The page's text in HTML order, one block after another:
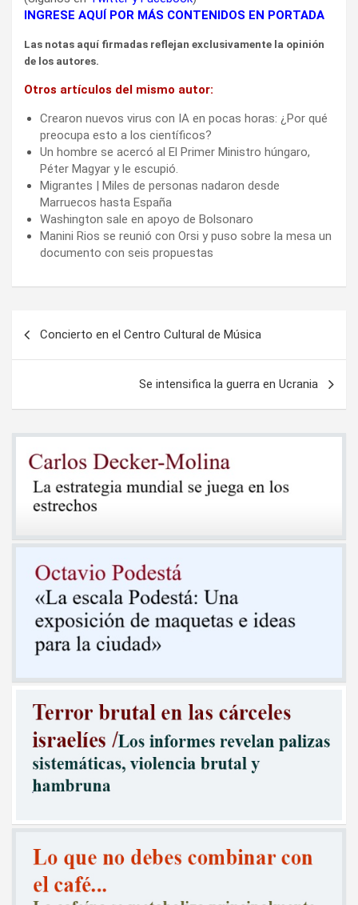
INGRESE AQUÍ POR MÁS CONTENIDOS EN PORTADA
Las notas aquí firmadas reflejan exclusivamente la opinión
de los autores.
Otros artículos del mismo autor:
Crearon nuevos virus con IA en pocas horas: ¿Por qué
preocupa esto a los científicos?
Un hombre se acercó al El Primer Ministro húngaro,
Péter Magyar y le escupió.
Migrantes | Miles de personas nadaron desde
Marruecos hasta España
Washington sale en apoyo de Bolsonaro
Manini Rios se reunió con Orsi y puso sobre la mesa un
documento con seis propuestas
Concierto en el Centro Cultural de Música
Se intensifica la guerra en Ucrania